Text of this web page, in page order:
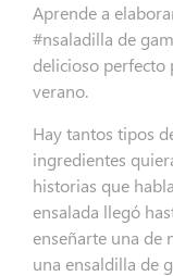
Aprende a
#nsaladilla de
delicioso perfecto
verano.
Hay tantos tipos
ingredientes
historias que
ensalada llegó
enseñarte una de
una ensaldilla de